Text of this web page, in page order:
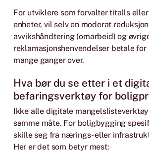
For utviklere som forvalter titalls
enheter, vil selv en moderat
avvikshåndtering (omarbeid) og
reklamasjonshenvendelser betale
mange ganger over.
Hva bør du se etter i et
befaringsverktøy for
Ikke alle digitale
samme måte. For boligbygging
skille seg fra nærings- eller
Her er det som betyr mest: